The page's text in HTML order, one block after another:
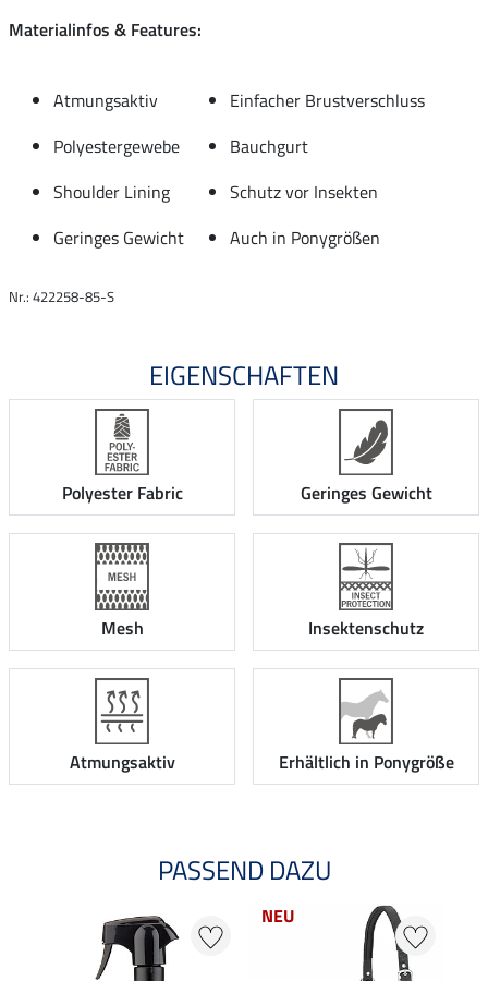
Materialinfos & Features:
Atmungsaktiv
Einfacher Brustverschluss
Polyestergewebe
Bauchgurt
Shoulder Lining
Schutz vor Insekten
Geringes Gewicht
Auch in Ponygrößen
Nr.: 422258-85-S
EIGENSCHAFTEN
Polyester Fabric Geringes Gewicht
Mesh Insektenschutz
Atmungsaktiv Erhältlich in Ponygröße
PASSEND DAZU
NEU